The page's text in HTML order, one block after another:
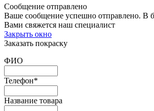
Сообщение отправлено
Ваше сообщение успешно отправлено. В
Вами свяжется наш специалист
Закрыть окно
Заказать покраску
ФИО
Телефон*
Название товара